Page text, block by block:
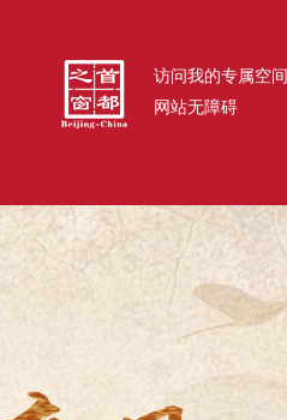
访问我的专属空间
网站无障碍